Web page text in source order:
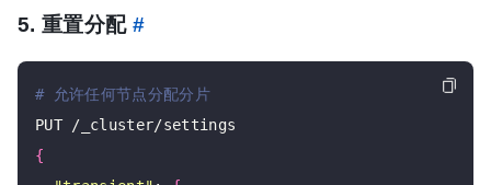
5. 重置分配 #
# 允许任何节点分配分片
{